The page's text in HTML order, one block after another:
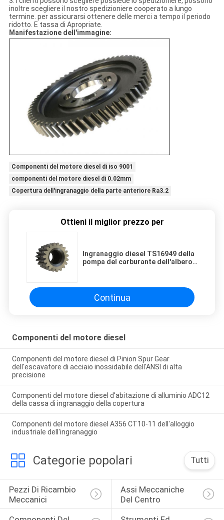
inoltre scegliere il nostro spedizioniere cooperato a lungo
termine. per assicurarsi ottenere delle merci a tempo il periodo
ridotto. E tassa di Apropriate.
Manifestazione dell'immagine:
Componenti del motore diesel di iso 9001
componenti del motore diesel di 0.02mm
Copertura dell'ingranaggio della parte anteriore Ra3.2
Ottieni il miglior prezzo per
Ingranaggio diesel TS16949 della
pompa del carburante dell'albero
dell'ingranaggio di azionamento
Continua
Componenti del motore diesel
Componenti del motore diesel di Pinion Spur Gear
dell'escavatore di acciaio inossidabile dell'ANSI di alta
precisione
Componenti del motore diesel d'abitazione di alluminio ADC12
della cassa di ingranaggio della copertura
Componenti del motore diesel A356 CT10-11 dell'alloggio
industriale dell'ingranaggio
Categorie popolari Tutti
Pezzi Di Ricambio
Meccanici
Assi Meccaniche
Del Centro